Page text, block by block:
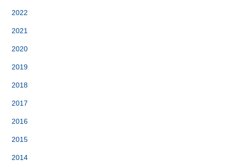
2022
2021
2020
2019
2018
2017
2016
2015
2014